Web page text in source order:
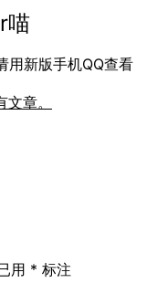
喵
用新版手机QQ查看
章。
用 * 标注